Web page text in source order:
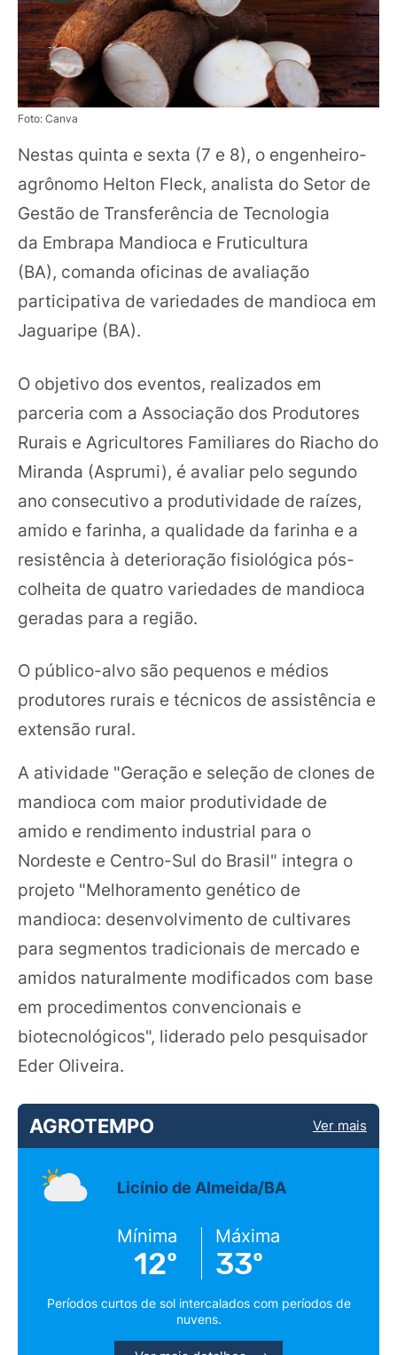
Foto: Canva
Nestas quinta e sexta (7 e 8), o engenheiro-
agrônomo Helton Fleck, analista do Setor de
Gestão de Transferência de Tecnologia
da Embrapa Mandioca e Fruticultura
(BA), comanda oficinas de avaliação
participativa de variedades de mandioca em
Jaguaripe (BA).
O objetivo dos eventos, realizados em
parceria com a Associação dos Produtores
Rurais e Agricultores Familiares do Riacho do
Miranda (Asprumi), é avaliar pelo segundo
ano consecutivo a produtividade de raízes,
amido e farinha, a qualidade da farinha e a
resistência à deterioração fisiológica pós-
colheita de quatro variedades de mandioca
geradas para a região.
O público-alvo são pequenos e médios
produtores rurais e técnicos de assistência e
extensão rural.
A atividade "Geração e seleção de clones de
mandioca com maior produtividade de
amido e rendimento industrial para o
Nordeste e Centro-Sul do Brasil" integra o
projeto "Melhoramento genético de
mandioca: desenvolvimento de cultivares
para segmentos tradicionais de mercado e
amidos naturalmente modificados com base
em procedimentos convencionais e
biotecnológicos", liderado pelo pesquisador
Eder Oliveira.
AGROTEMPO Ver mais
Licínio de Almeida/BA
Mínima
12º
Máxima
33º
Períodos curtos de sol intercalados com períodos de
nuvens.